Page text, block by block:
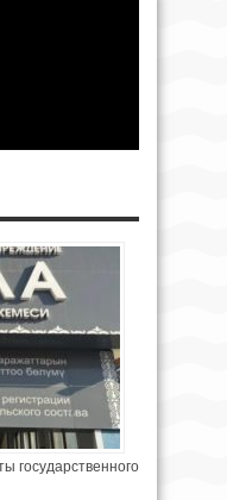
государственного